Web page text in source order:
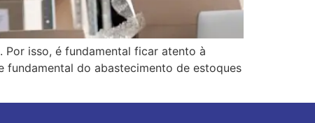
isso, é fundamental ficar atento à
fundamental do abastecimento de estoques